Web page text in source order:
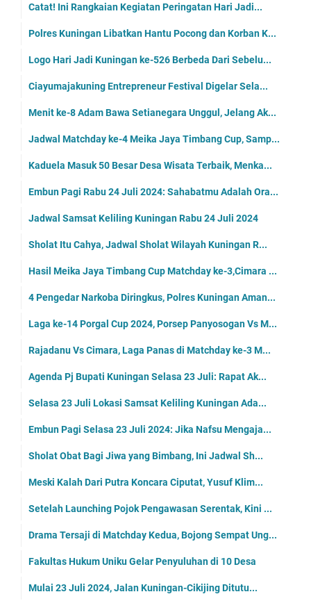
Catat! Ini Rangkaian Kegiatan Peringatan Hari Jadi...
Polres Kuningan Libatkan Hantu Pocong dan Korban K...
Logo Hari Jadi Kuningan ke-526 Berbeda Dari Sebelu...
Ciayumajakuning Entrepreneur Festival Digelar Sela...
Menit ke-8 Adam Bawa Setianegara Unggul, Jelang Ak...
Jadwal Matchday ke-4 Meika Jaya Timbang Cup, Samp...
Kaduela Masuk 50 Besar Desa Wisata Terbaik, Menka...
Embun Pagi Rabu 24 Juli 2024: Sahabatmu Adalah Ora...
Jadwal Samsat Keliling Kuningan Rabu 24 Juli 2024
Sholat Itu Cahya, Jadwal Sholat Wilayah Kuningan R...
Hasil Meika Jaya Timbang Cup Matchday ke-3,Cimara ...
4 Pengedar Narkoba Diringkus, Polres Kuningan Aman...
Laga ke-14 Porgal Cup 2024, Porsep Panyosogan Vs M...
Rajadanu Vs Cimara, Laga Panas di Matchday ke-3 M...
Agenda Pj Bupati Kuningan Selasa 23 Juli: Rapat Ak...
Selasa 23 Juli Lokasi Samsat Keliling Kuningan Ada...
Embun Pagi Selasa 23 Juli 2024: Jika Nafsu Mengaja...
Sholat Obat Bagi Jiwa yang Bimbang, Ini Jadwal Sh...
Meski Kalah Dari Putra Koncara Ciputat, Yusuf Klim...
Setelah Launching Pojok Pengawasan Serentak, Kini ...
Drama Tersaji di Matchday Kedua, Bojong Sempat Ung...
Fakultas Hukum Uniku Gelar Penyuluhan di 10 Desa
Mulai 23 Juli 2024, Jalan Kuningan-Cikijing Ditutu...